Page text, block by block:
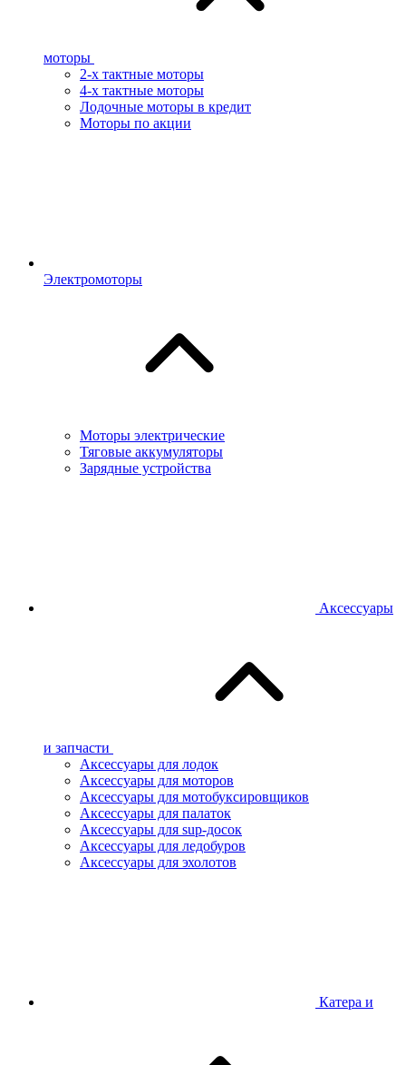
моторы
2-х тактные моторы
4-х тактные моторы
Лодочные моторы в кредит
Моторы по акции
Электромоторы
Моторы электрические
Тяговые аккумуляторы
Зарядные устройства
Аксессуары
и запчасти
Аксессуары для лодок
Аксессуары для моторов
Аксессуары для мотобуксировщиков
Аксессуары для палаток
Аксессуары для sup-досок
Аксессуары для ледобуров
Аксессуары для эхолотов
Катера и